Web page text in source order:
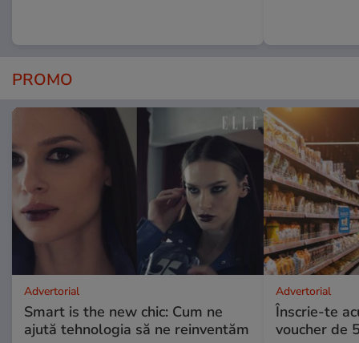
PROMO
Advertorial
Smart is the new chic: Cum ne
ajută tehnologia să ne reinventăm
Advertorial
Înscrie-te
voucher de